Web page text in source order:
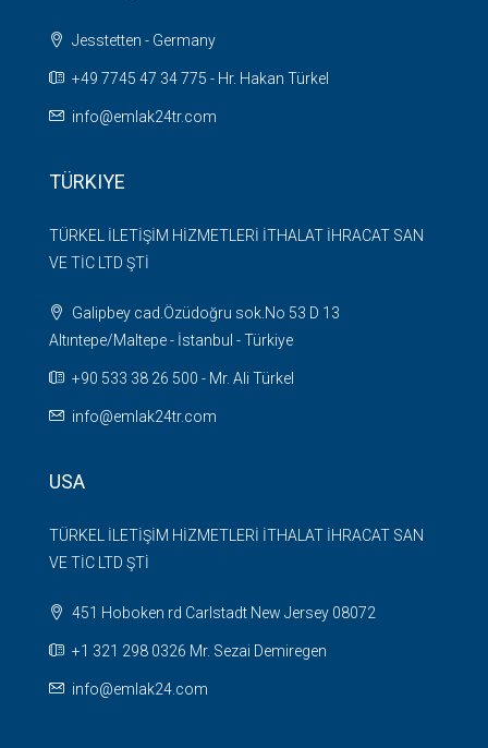
Jesstetten - Germany
+49 7745 47 34 775 - Hr. Hakan Türkel
info@emlak24tr.com
TÜRKIYE
TÜRKEL İLETİŞİM HİZMETLERİ İTHALAT İHRACAT SAN
VE TİC LTD ŞTİ
Galipbey cad.Özüdoğru sok.No 53 D 13
Altıntepe/Maltepe - İstanbul - Türkiye
+90 533 38 26 500 - Mr. Ali Türkel
info@emlak24tr.com
USA
TÜRKEL İLETİŞİM HİZMETLERİ İTHALAT İHRACAT SAN
VE TİC LTD ŞTİ
451 Hoboken rd Carlstadt New Jersey 08072
+1 321 298 0326 Mr. Sezai Demiregen
info@emlak24.com